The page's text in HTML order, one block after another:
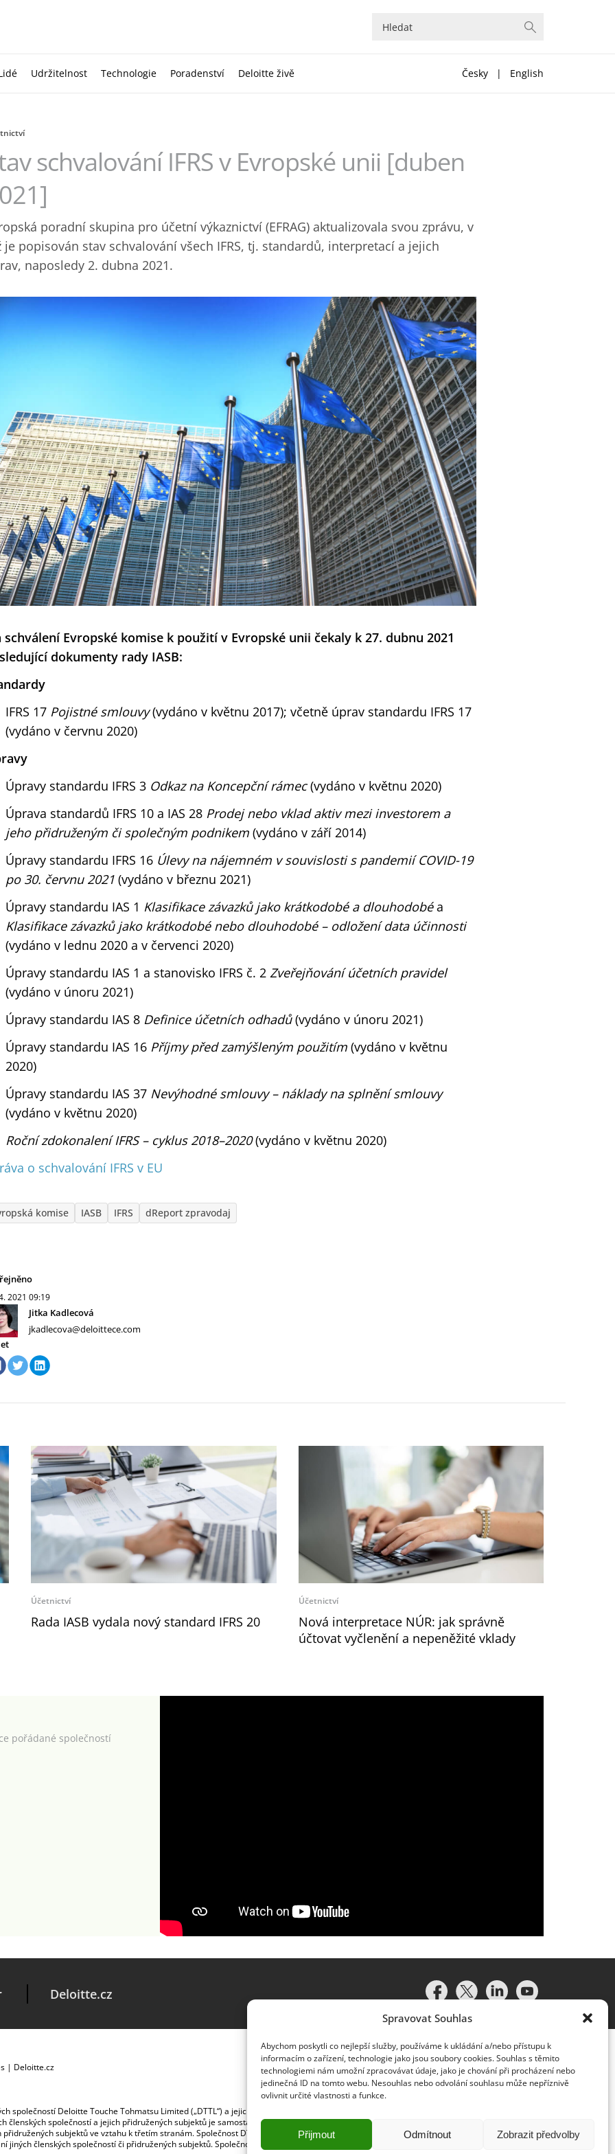
Spravovat Souhlas
Abychom poskytli co nejlepší služby, používáme k ukládání a/nebo přístupu k
informacím o zařízení, technologie jako jsou soubory cookies. Souhlas s těmito
technologiemi nám umožní zpracovávat údaje, jako je chování při procházení nebo
jedinečná ID na tomto webu. Nesouhlas nebo odvolání souhlasu může nepříznivě
ovlivnit určité vlastnosti a funkce.
Přijmout Odmítnout Zobrazit předvolby
Udržitelnost Technologie Poradenství Deloitte živě Česky | English
schvalování IFRS v Evropské unii [duben
poradní skupina pro účetní výkaznictví (EFRAG) aktualizovala svou zprávu, v
je popisován stav schvalování všech IFRS, tj. standardů, interpretací a jejich
naposledy 2. dubna 2021.
schválení Evropské komise k použití v Evropské unii čekaly k 27. dubnu 2021
dokumenty rady IASB:
IFRS 17 Pojistné smlouvy(vydáno v květnu 2017); včetně úprav standardu IFRS 17
(vydáno v červnu 2020)
Úpravy standardu IFRS 3 Odkaz na Koncepční rámec(vydáno v květnu 2020)
Úprava standardů IFRS 10 a IAS 28 Prodej nebo vklad aktiv mezi investorem a
jeho přidruženým či společným podnikem (vydáno v září 2014)
Úpravy standardu IFRS 16 Úlevy na nájemném v souvislosti s pandemií COVID-19
po 30. červnu 2021 (vydáno v březnu 2021)
Úpravy standardu IAS 1 Klasifikace závazků jako krátkodobé a dlouhodobéa
Klasifikace závazků jako krátkodobé nebo dlouhodobé – odložení data účinnosti
(vydáno v lednu 2020 a v červenci 2020)
Úpravy standardu IAS 1 a stanovisko IFRS č. 2 Zveřejňování účetních pravidel
(vydáno v únoru 2021)
Úpravy standardu IAS 8 Definice účetních odhadů(vydáno v únoru 2021)
Úpravy standardu IAS 16 Příjmy před zamýšleným použitím (vydáno v květnu
2020)
Úpravy standardu IAS 37 Nevýhodné smlouvy – náklady na splnění smlouvy
(vydáno v květnu 2020)
Roční zdokonalení IFRS – cyklus 2018–2020(vydáno v květnu 2020)
o schvalování IFRS v EU
komise IASB IFRS dReport zpravodaj
2021 09:19
Jitka Kadlecová
jkadlecova@deloittece.com
Účetnictví
Rada IASB vydala nový standard IFRS 20
Účetnictví
Nová interpretace NÚR: jak správně
účtovat vyčlenění a nepeněžité vklady
pořádané společností
Deloitte.cz
| Deloitte.cz
společností Deloitte Touche Tohmatsu Limited („DTTL“) a jejich dceřiné a přidružené subjekty (souhrnně „organizace Deloitte“). Společnost
členských společností a jejich přidružených subjektů je samostatným a nezávislým právním subjektem, který není oprávněn zavazovat nebo
subjektů ve vztahu k třetím stranám. Společnost DTTL a každá členská společnost a přidružený subjekt nese odpovědnost pouze
jiných členských společností či přidružených subjektů. Společnost DTTL služby klientům neposkytuje. Více informací najdete na adrese